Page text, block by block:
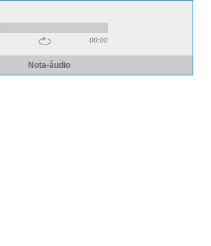
00:00
Nota-áudio